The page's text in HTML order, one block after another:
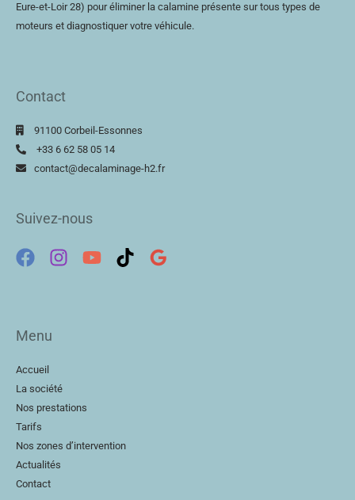
Eure-et-Loir28) pour éliminer la calamine présente sur tous types de
moteurs et diagnostiquer votre véhicule.
Contact
91100 Corbeil-Essonnes
+33 6 62 58 05 14
contact@decalaminage-h2.fr
Suivez-nous
Menu
Accueil
La société
Nos prestations
Tarifs
Nos zones d’intervention
Actualités
Contact